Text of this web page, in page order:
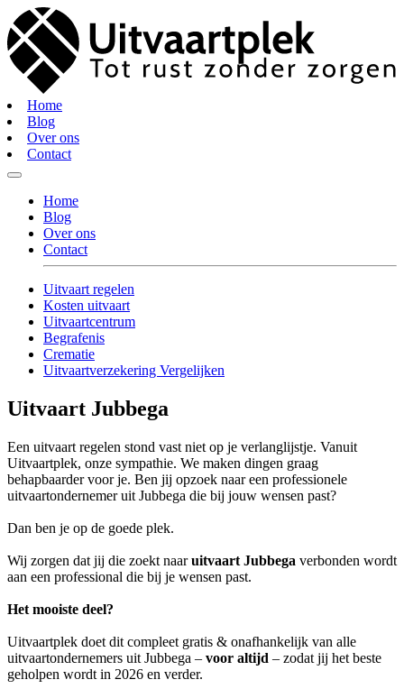
Home
Blog
Over ons
Contact
Home
Blog
Over ons
Contact
Uitvaart regelen
Kosten uitvaart
Uitvaartcentrum
Begrafenis
Crematie
Uitvaartverzekering Vergelijken
Uitvaart Jubbega
Een uitvaart regelen stond vast niet op je verlanglijstje. Vanuit
Uitvaartplek, onze sympathie. We maken dingen graag
behapbaarder voor je. Ben jij opzoek naar een professionele
uitvaartondernemer uit Jubbega die bij jouw wensen past?
Dan ben je op de goede plek.
Wij zorgen dat jij die zoekt naaruitvaart Jubbega verbonden wordt
aan een professional die bij je wensen past.
Het mooiste deel?
Uitvaartplek doet dit compleet gratis & onafhankelijk van alle
uitvaartondernemers uit Jubbega – voor altijd – zodat jij het beste
geholpen wordt in 2026 en verder.